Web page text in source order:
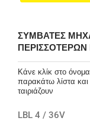
ΣΥΜΒΑΤΈΣ
Κάνε κλίκ στο
παρακάτω λίστα
ταιριάζουν
LBL 4 / 36V